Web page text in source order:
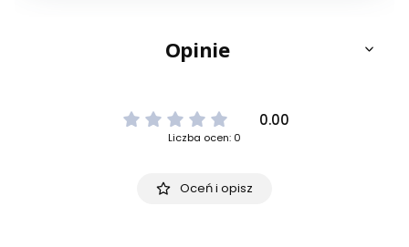
Opinie
0.00
Liczba ocen: 0
Oceń i opisz